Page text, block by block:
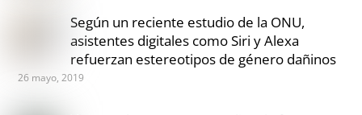
Según un reciente estudio de la ONU,
asistentes digitales como Siri y Alexa
refuerzan estereotipos de género dañinos
26 mayo, 2019